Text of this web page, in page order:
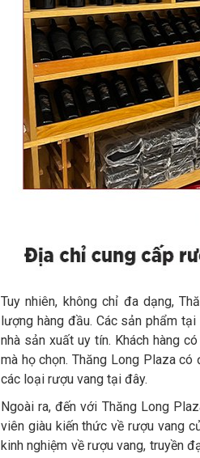
Tuy nhiên, không chỉ đa dạng,
lượng hàng đầu. Các sản phẩm
nhà sản xuất uy tín. Khách hàng
mà họ chọn. Thăng Long Plaza
các loại rượu vang tại đây.
Ngoài ra, đến với Thăng Long
viên giàu kiến thức về rượu vang
kinh nghiệm về rượu vang, truyền